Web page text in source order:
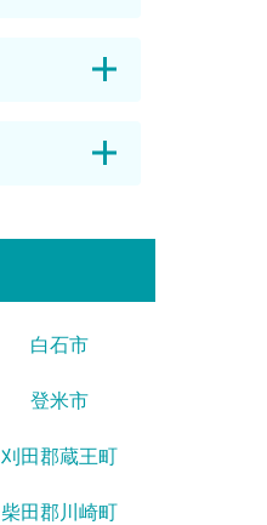
白石市
登米市
刈田郡蔵王町
柴田郡川崎町